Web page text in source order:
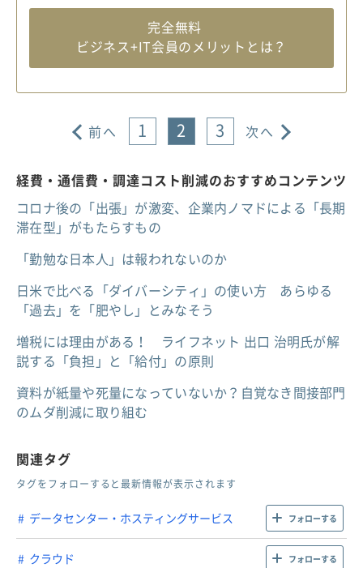
完全無料
ビジネス+IT会員のメリットとは？
前へ 1 2 3 次へ
経費・通信費・調達コスト削減のおすすめコンテンツ
コロナ後の「出張」が激変、企業内ノマドによる「長期
滞在型」がもたらすもの
「勤勉な日本人」は報われないのか
日米で比べる「ダイバーシティ」の使い方 あらゆる
「過去」を「肥やし」とみなそう
増税には理由がある！ ライフネット 出口 治明氏が解
説する「負担」と「給付」の原則
資料が紙量や死量になっていないか？自覚なき間接部門
のムダ削減に取り組む
関連タグ
タグをフォローすると最新情報が表示されます
データセンター・ホスティングサービス フォローする
クラウド フォローする